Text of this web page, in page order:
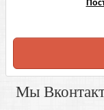
Мы